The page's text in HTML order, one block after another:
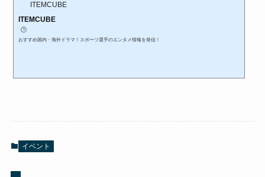
ITEMCUBE
ITEMCUBE
🕒️
おすすめ国内・海外ドラマ！スポーツ選手のエンタメ情報を発信！
イベント